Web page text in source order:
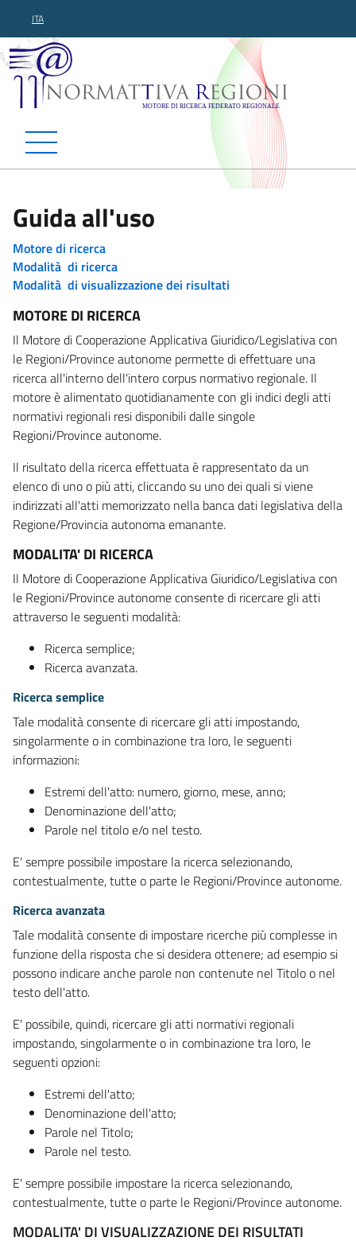
ITA
Normattiva Regioni -
Guida all'uso
Motore di ricerca
Modalità di ricerca
Modalità di visualizzazione dei risultati
MOTORE DI RICERCA
Il Motore di Cooperazione Applicativa Giuridico/Legislativa con
le Regioni/Province autonome permette di effettuare una
ricerca all'interno dell'intero corpus normativo regionale. Il
motore è alimentato quotidianamente con gli indici degli atti
normativi regionali resi disponibili dalle singole
Regioni/Province autonome.
Il risultato della ricerca effettuata è rappresentato da un
elenco di uno o più atti, cliccando su uno dei quali si viene
indirizzati all'atti memorizzato nella banca dati legislativa della
Regione/Provincia autonoma emanante.
MODALITA' DI RICERCA
Il Motore di Cooperazione Applicativa Giuridico/Legislativa con
le Regioni/Province autonome consente di ricercare gli atti
attraverso le seguenti modalità:
Ricerca semplice;
Ricerca avanzata.
Ricerca semplice
Tale modalità consente di ricercare gli atti impostando,
singolarmente o in combinazione tra loro, le seguenti
informazioni:
Estremi dell'atto: numero, giorno, mese, anno;
Denominazione dell'atto;
Parole nel titolo e/o nel testo.
E' sempre possibile impostare la ricerca selezionando,
contestualmente, tutte o parte le Regioni/Province autonome.
Ricerca avanzata
Tale modalità consente di impostare ricerche più complesse in
funzione della risposta che si desidera ottenere; ad esempio si
possono indicare anche parole non contenute nel Titolo o nel
testo dell'atto.
E' possibile, quindi, ricercare gli atti normativi regionali
impostando, singolarmente o in combinazione tra loro, le
seguenti opzioni:
Estremi dell'atto;
Denominazione dell'atto;
Parole nel Titolo;
Parole nel testo.
E' sempre possibile impostare la ricerca selezionando,
contestualmente, tutte o parte le Regioni/Province autonome.
MODALITA' DI VISUALIZZAZIONE DEI RISULTATI